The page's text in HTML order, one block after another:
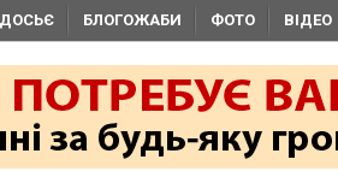
ДОСЬЄ БЛОГОЖАБИ ФОТО ВІДЕО